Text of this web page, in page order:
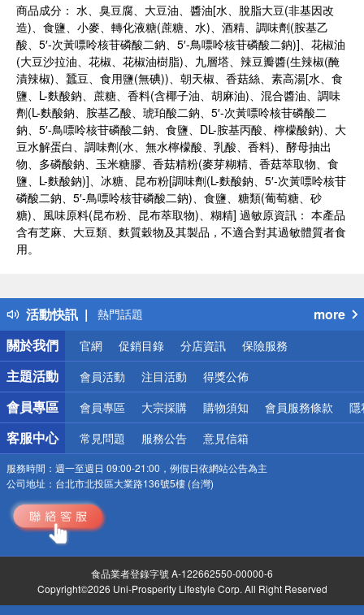
商品成分： 水、臭豆腐、大豆油、醬油[水、脫脂大豆(非基因改
造)、食鹽、小麥、轉化液糖(蔗糖、水)、酒精、調味劑(胺基乙
酸、5′-次黃嘌呤核苷磷酸二鈉、5′-鳥嘌呤核苷磷酸二鈉)]、花椒油
(大豆沙拉油、花椒、花椒油樹脂)、九層塔、辣豆瓣醬(生辣椒(醃
漬辣椒)、蠶豆、食用鹽(無碘))、朝天椒、香菇絲、素高湯[水、食
鹽、L-麩酸鈉、蔗糖、香料(含椰子油、胡麻油)、混合醬油、調味
劑(L-麩酸鈉、胺基乙酸、琥珀酸二鈉、5′-次黃嘌呤核苷磷酸二
鈉、5′-鳥嘌呤核苷磷酸二鈉、食鹽、DL-胺基丙酸、檸檬酸鈉)、大
豆水解蛋白、調味劑(水、無水檸檬酸、乳酸、香料)、酵母抽出
物、多磷酸鈉、玉米糖膠、香菇精粉(麥芽糊精、香菇萃取物、食
鹽、L-麩酸鈉)]、冰糖、昆布粉[調味劑(L-麩酸鈉、5′-次黃嘌呤核苷
磷酸二鈉、5′-鳥嘌呤核苷磷酸二鈉)、食鹽、糖類(葡萄糖、砂
糖)、風味原料(昆布粉、昆布萃取物)、糊精] 過敏原資訊： 本產品
含有芝麻、大豆類、麩質穀物及其製品，不適合對其過敏體質者食
用。
活動快訊
得獎公告
熱門話題
銀行優惠
偏遠地區配送
詐騙網頁！請小心！
more
關於我們
官網 促銷目錄 分店資訊 保險服務
主題活動 會員活動 注目活動 得獎公佈
會員專區 會員專區 大宗採購 購物須知 會員服務條款 隱
客服中心 常見問題 服務公告 意見信箱
服務時間： 週一至週日 09:00-21:00，例假日依網站公告為主
公司地址： 台北市北投區大業路136號5樓 (台灣)
食品業者登錄字號 A-122662550-00000-6
Copyright©2026 Uni-Prosperity Lifestyle Corp. All Right Reserved